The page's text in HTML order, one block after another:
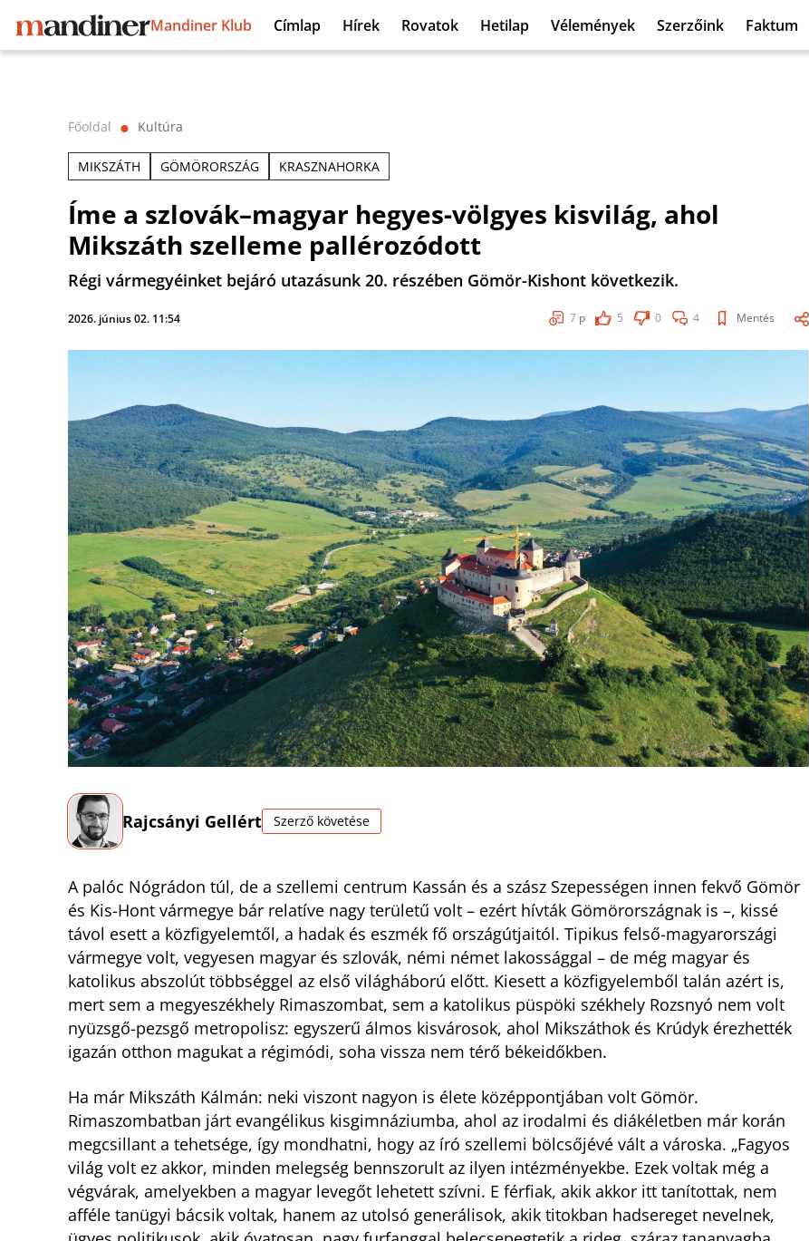
Mandiner Klub Címlap Hírek Rovatok Hetilap Vélemények Szerzőink Faktum
Főoldal ⬤ Kultúra
MIKSZÁTH GÖMÖRORSZÁG KRASZNAHORKA
Íme a szlovák–magyar hegyes-völgyes kisvilág, ahol
Mikszáth szelleme pallérozódott
Régi vármegyéinket bejáró utazásunk 20. részében Gömör-Kishont következik.
2026. június 02. 11:54 7 p 5 0 4 Mentés
Rajcsányi Gellért Szerző követése
A palóc Nógrádon túl, de a szellemi centrum Kassán és a szász Szepességen innen fekvő Gömör
és Kis-Hont vármegye bár relatíve nagy területű volt – ezért hívták Gömörországnak is –, kissé
távol esett a közfigyelemtől, a hadak és eszmék fő országútjaitól. Tipikus felső-magyarországi
vármegye volt, vegyesen magyar és szlovák, némi német lakossággal – de még magyar és
katolikus abszolút többséggel az első világháború előtt. Kiesett a közfigyelemből talán azért is,
mert sem a megyeszékhely Rimaszombat, sem a katolikus püspöki székhely Rozsnyó nem volt
nyüzsgő-pezsgő metropolisz: egyszerű álmos kisvárosok, ahol Mikszáthok és Krúdyk érezhették
igazán otthon magukat a régimódi, soha vissza nem térő békeidőkben.
Ha már Mikszáth Kálmán: neki viszont nagyon is élete középpontjában volt Gömör.
Rimaszombatban járt evangélikus kisgimnáziumba, ahol az irodalmi és diákéletben már korán
megcsillant a tehetsége, így mondhatni, hogy az író szellemi bölcsőjévé vált a városka. „Fagyos
világ volt ez akkor, minden melegség bennszorult az ilyen intézményekbe. Ezek voltak még a
végvárak, amelyekben a magyar levegőt lehetett szívni. E férfiak, akik akkor itt tanítottak, nem
afféle tanügyi bácsik voltak, hanem az utolsó generálisok, akik titokban hadsereget nevelnek,